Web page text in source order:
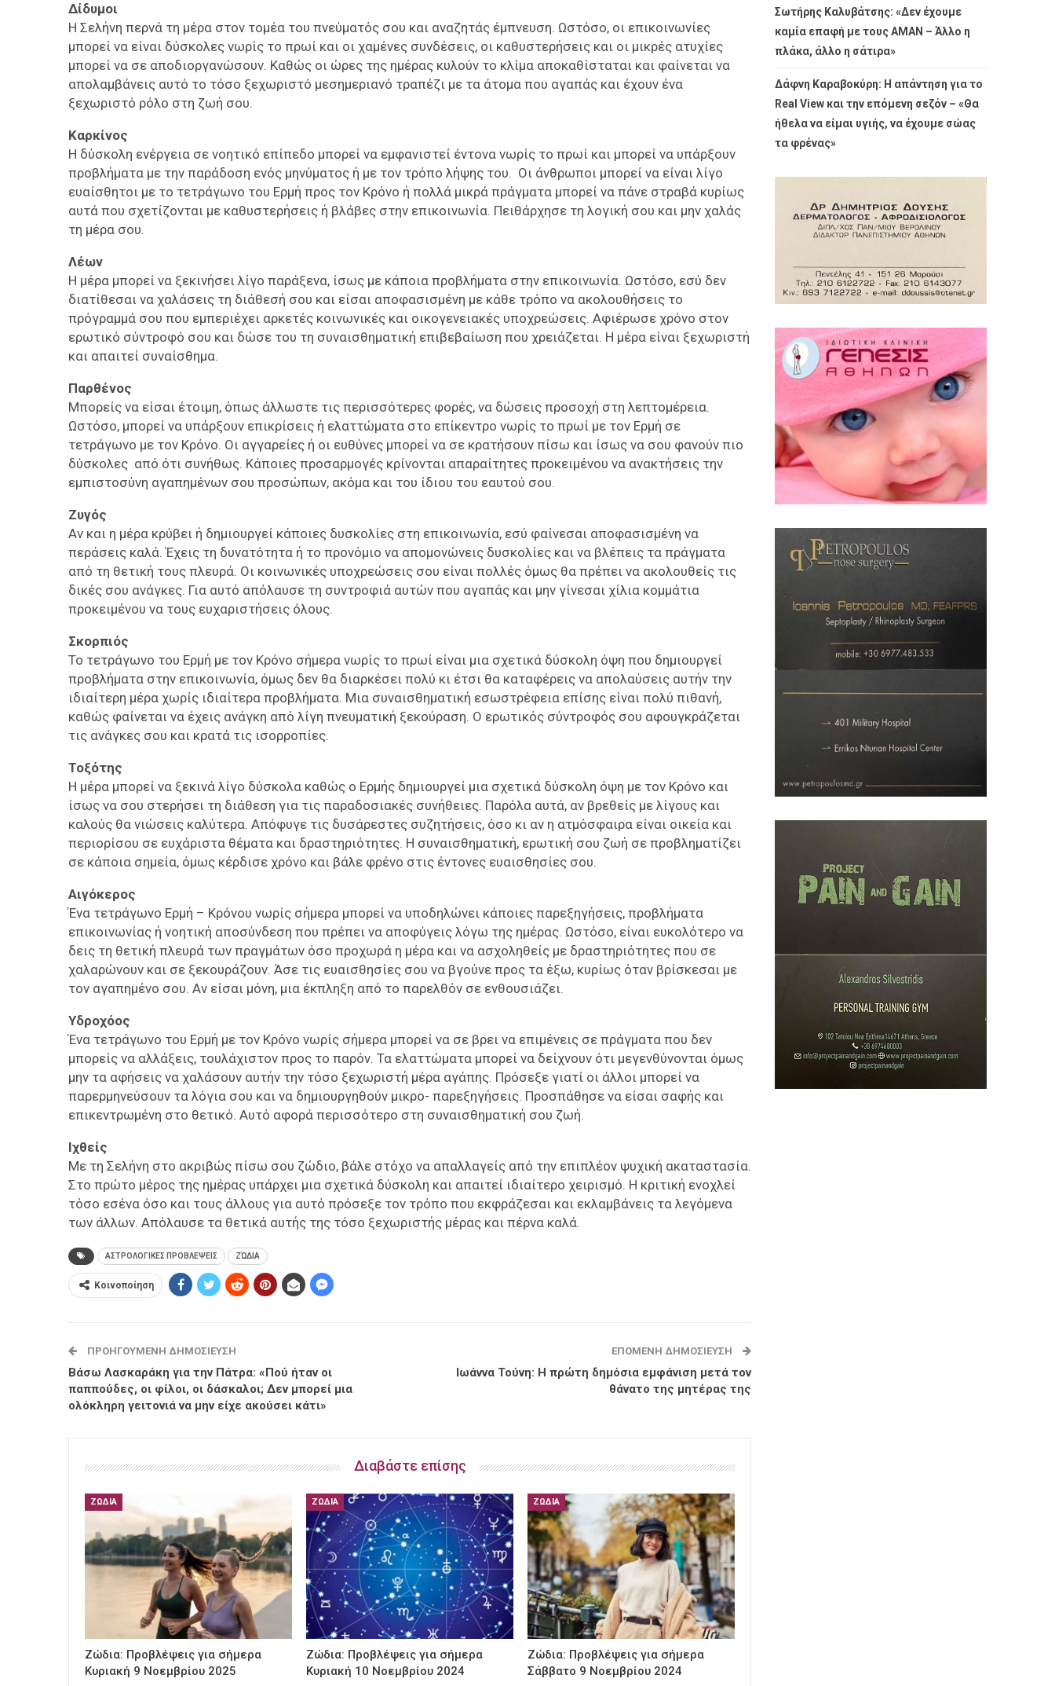
Δίδυμοι
Η Σελήνη περνά τη μέρα στον τομέα του πνεύματός σου και αναζητάς έμπνευση. Ωστόσο, οι επικοινωνίες
μπορεί να είναι δύσκολες νωρίς το πρωί και οι χαμένες συνδέσεις, οι καθυστερήσεις και οι μικρές ατυχίες
μπορεί να σε αποδιοργανώσουν. Καθώς οι ώρες της ημέρας κυλούν το κλίμα αποκαθίσταται και φαίνεται να
απολαμβάνεις αυτό το τόσο ξεχωριστό μεσημεριανό τραπέζι με τα άτομα που αγαπάς και έχουν ένα
ξεχωριστό ρόλο στη ζωή σου.
Καρκίνος
Η δύσκολη ενέργεια σε νοητικό επίπεδο μπορεί να εμφανιστεί έντονα νωρίς το πρωί και μπορεί να υπάρξουν
προβλήματα με την παράδοση ενός μηνύματος ή με τον τρόπο λήψης του. Οι άνθρωποι μπορεί να είναι λίγο
ευαίσθητοι με το τετράγωνο του Ερμή προς τον Κρόνο ή πολλά μικρά πράγματα μπορεί να πάνε στραβά κυρίως
αυτά που σχετίζονται με καθυστερήσεις ή βλάβες στην επικοινωνία. Πειθάρχησε τη λογική σου και μην χαλάς
τη μέρα σου.
Λέων
Η μέρα μπορεί να ξεκινήσει λίγο παράξενα, ίσως με κάποια προβλήματα στην επικοινωνία. Ωστόσο, εσύ δεν
διατίθεσαι να χαλάσεις τη διάθεσή σου και είσαι αποφασισμένη με κάθε τρόπο να ακολουθήσεις το
πρόγραμμά σου που εμπεριέχει αρκετές κοινωνικές και οικογενειακές υποχρεώσεις. Αφιέρωσε χρόνο στον
ερωτικό σύντροφό σου και δώσε του τη συναισθηματική επιβεβαίωση που χρειάζεται. Η μέρα είναι ξεχωριστή
και απαιτεί συναίσθημα.
Παρθένος
Μπορείς να είσαι έτοιμη, όπως άλλωστε τις περισσότερες φορές, να δώσεις προσοχή στη λεπτομέρεια.
Ωστόσο, μπορεί να υπάρξουν επικρίσεις ή ελαττώματα στο επίκεντρο νωρίς το πρωί με τον Ερμή σε
τετράγωνο με τον Κρόνο. Οι αγγαρείες ή οι ευθύνες μπορεί να σε κρατήσουν πίσω και ίσως να σου φανούν πιο
δύσκολες από ότι συνήθως. Κάποιες προσαρμογές κρίνονται απαραίτητες προκειμένου να ανακτήσεις την
εμπιστοσύνη αγαπημένων σου προσώπων, ακόμα και του ίδιου του εαυτού σου.
Ζυγός
Αν και η μέρα κρύβει ή δημιουργεί κάποιες δυσκολίες στη επικοινωνία, εσύ φαίνεσαι αποφασισμένη να
περάσεις καλά. Έχεις τη δυνατότητα ή το προνόμιο να απομονώνεις δυσκολίες και να βλέπεις τα πράγματα
από τη θετική τους πλευρά. Οι κοινωνικές υποχρεώσεις σου είναι πολλές όμως θα πρέπει να ακολουθείς τις
δικές σου ανάγκες. Για αυτό απόλαυσε τη συντροφιά αυτών που αγαπάς και μην γίνεσαι χίλια κομμάτια
προκειμένου να τους ευχαριστήσεις όλους.
Σκορπιός
Το τετράγωνο του Ερμή με τον Κρόνο σήμερα νωρίς το πρωί είναι μια σχετικά δύσκολη όψη που δημιουργεί
προβλήματα στην επικοινωνία, όμως δεν θα διαρκέσει πολύ κι έτσι θα καταφέρεις να απολαύσεις αυτήν την
ιδιαίτερη μέρα χωρίς ιδιαίτερα προβλήματα. Μια συναισθηματική εσωστρέφεια επίσης είναι πολύ πιθανή,
καθώς φαίνεται να έχεις ανάγκη από λίγη πνευματική ξεκούραση. Ο ερωτικός σύντροφός σου αφουγκράζεται
τις ανάγκες σου και κρατά τις ισορροπίες.
Τοξότης
Η μέρα μπορεί να ξεκινά λίγο δύσκολα καθώς ο Ερμής δημιουργεί μια σχετικά δύσκολη όψη με τον Κρόνο και
ίσως να σου στερήσει τη διάθεση για τις παραδοσιακές συνήθειες. Παρόλα αυτά, αν βρεθείς με λίγους και
καλούς θα νιώσεις καλύτερα. Απόφυγε τις δυσάρεστες συζητήσεις, όσο κι αν η ατμόσφαιρα είναι οικεία και
περιορίσου σε ευχάριστα θέματα και δραστηριότητες. Η συναισθηματική, ερωτική σου ζωή σε προβληματίζει
σε κάποια σημεία, όμως κέρδισε χρόνο και βάλε φρένο στις έντονες ευαισθησίες σου.
Αιγόκερος
Ένα τετράγωνο Ερμή – Κρόνου νωρίς σήμερα μπορεί να υποδηλώνει κάποιες παρεξηγήσεις, προβλήματα
επικοινωνίας ή νοητική αποσύνδεση που πρέπει να αποφύγεις λόγω της ημέρας. Ωστόσο, είναι ευκολότερο να
δεις τη θετική πλευρά των πραγμάτων όσο προχωρά η μέρα και να ασχοληθείς με δραστηριότητες που σε
χαλαρώνουν και σε ξεκουράζουν. Άσε τις ευαισθησίες σου να βγούνε προς τα έξω, κυρίως όταν βρίσκεσαι με
τον αγαπημένο σου. Αν είσαι μόνη, μια έκπληξη από το παρελθόν σε ενθουσιάζει.
Υδροχόος
Ένα τετράγωνο του Ερμή με τον Κρόνο νωρίς σήμερα μπορεί να σε βρει να επιμένεις σε πράγματα που δεν
μπορείς να αλλάξεις, τουλάχιστον προς το παρόν. Τα ελαττώματα μπορεί να δείχνουν ότι μεγενθύνονται όμως
μην τα αφήσεις να χαλάσουν αυτήν την τόσο ξεχωριστή μέρα αγάπης. Πρόσεξε γιατί οι άλλοι μπορεί να
παρερμηνεύσουν τα λόγια σου και να δημιουργηθούν μικρο- παρεξηγήσεις. Προσπάθησε να είσαι σαφής και
επικεντρωμένη στο θετικό. Αυτό αφορά περισσότερο στη συναισθηματική σου ζωή.
Ιχθείς
Με τη Σελήνη στο ακριβώς πίσω σου ζώδιο, βάλε στόχο να απαλλαγείς από την επιπλέον ψυχική ακαταστασία.
Στο πρώτο μέρος της ημέρας υπάρχει μια σχετικά δύσκολη και απαιτεί ιδιαίτερο χειρισμό. Η κριτική ενοχλεί
τόσο εσένα όσο και τους άλλους για αυτό πρόσεξε τον τρόπο που εκφράζεσαι και εκλαμβάνεις τα λεγόμενα
των άλλων. Απόλαυσε τα θετικά αυτής της τόσο ξεχωριστής μέρας και πέρνα καλά.
ΑΣΤΡΟΛΟΓΙΚΕΣ ΠΡΟΒΛΕΨΕΙΣ ΖΏΔΙΑ
Κοινοποίηση
ΠΡΟΗΓΟΎΜΕΝΗ ΔΗΜΟΣΊΕΥΣΗ
Βάσω Λασκαράκη για την Πάτρα: «Πού ήταν οι
παππούδες, οι φίλοι, οι δάσκαλοι; Δεν μπορεί μια
ολόκληρη γειτονιά να μην είχε ακούσει κάτι»
ΕΠΌΜΕΝΗ ΔΗΜΟΣΊΕΥΣΗ
Ιωάννα Τούνη: Η πρώτη δημόσια εμφάνιση μετά τον
θάνατο της μητέρας της
Διαβάστε επίσης
ΖΏΔΙΑ
Ζώδια: Προβλέψεις για σήμερα
Κυριακή 9 Νοεμβρίου 2025
ΖΏΔΙΑ
Ζώδια: Προβλέψεις για σήμερα
Κυριακή 10 Νοεμβρίου 2024
ΖΏΔΙΑ
Ζώδια: Προβλέψεις για σήμερα
Σάββατο 9 Νοεμβρίου 2024
Σωτήρης Καλυβάτσης: «Δεν έχουμε
καμία επαφή με τους ΑΜΑΝ – Άλλο η
πλάκα, άλλο η σάτιρα»
Δάφνη Καραβοκύρη: Η απάντηση για το
Real View και την επόμενη σεζόν – «Θα
ήθελα να είμαι υγιής, να έχουμε σώας
τα φρένας»